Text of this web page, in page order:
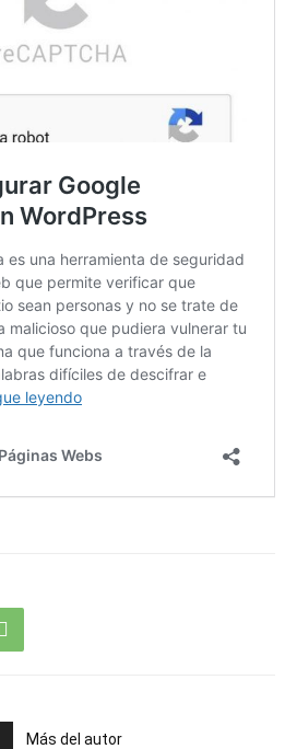
Más del autor